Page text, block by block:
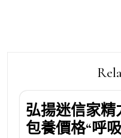
弘揚迷信家
包養價格“呼